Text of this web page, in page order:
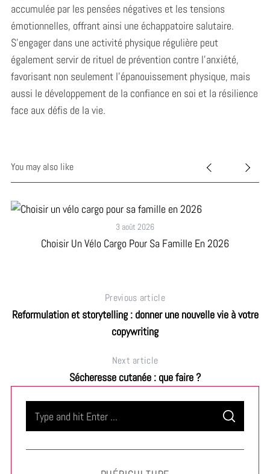
accumulée par les pensées négatives et les tensions
émotionnelles, offrant ainsi une échappatoire salutaire.
S’engager dans une activité physique régulière peut
également servir de rituel de prévention contre l’anxiété,
favorisant non seulement l’épanouissement physique, mais
aussi le développement de la confiance en soi et la résilience
face aux défis de la vie.
You may also like
3 août 2026
Choisir Un Vélo Cargo Pour Sa Famille En 2026
Previous article
Reformulation et storytelling : donner une nouvelle vie à votre
copywriting
Next article
Sécheresse cutanée : que faire ?
S
A
C